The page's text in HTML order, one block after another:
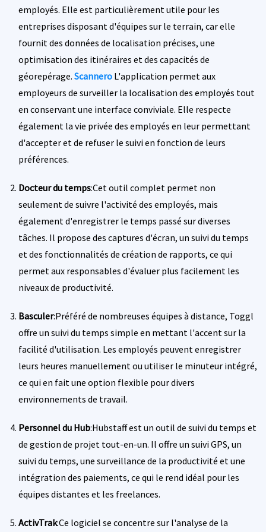
employés. Elle est particulièrement utile pour les
entreprises disposant d'équipes sur le terrain, car elle
fournit des données de localisation précises, une
optimisation des itinéraires et des capacités de
géorepérage. Scannero L'application permet aux
employeurs de surveiller la localisation des employés tout
en conservant une interface conviviale. Elle respecte
également la vie privée des employés en leur permettant
d'accepter et de refuser le suivi en fonction de leurs
préférences.
Docteur du temps:Cet outil complet permet non
seulement de suivre l'activité des employés, mais
également d'enregistrer le temps passé sur diverses
tâches. Il propose des captures d'écran, un suivi du temps
et des fonctionnalités de création de rapports, ce qui
permet aux responsables d'évaluer plus facilement les
niveaux de productivité.
Basculer:Préféré de nombreuses équipes à distance, Toggl
offre un suivi du temps simple en mettant l'accent sur la
facilité d'utilisation. Les employés peuvent enregistrer
leurs heures manuellement ou utiliser le minuteur intégré,
ce qui en fait une option flexible pour divers
environnements de travail.
Personnel du Hub:Hubstaff est un outil de suivi du temps et
de gestion de projet tout-en-un. Il offre un suivi GPS, un
suivi du temps, une surveillance de la productivité et une
intégration des paiements, ce qui le rend idéal pour les
équipes distantes et les freelances.
ActivTrak:Ce logiciel se concentre sur l'analyse de la